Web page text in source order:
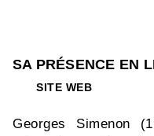
Georges Simenon
SA PRÉSENCE EN
SITE WEB